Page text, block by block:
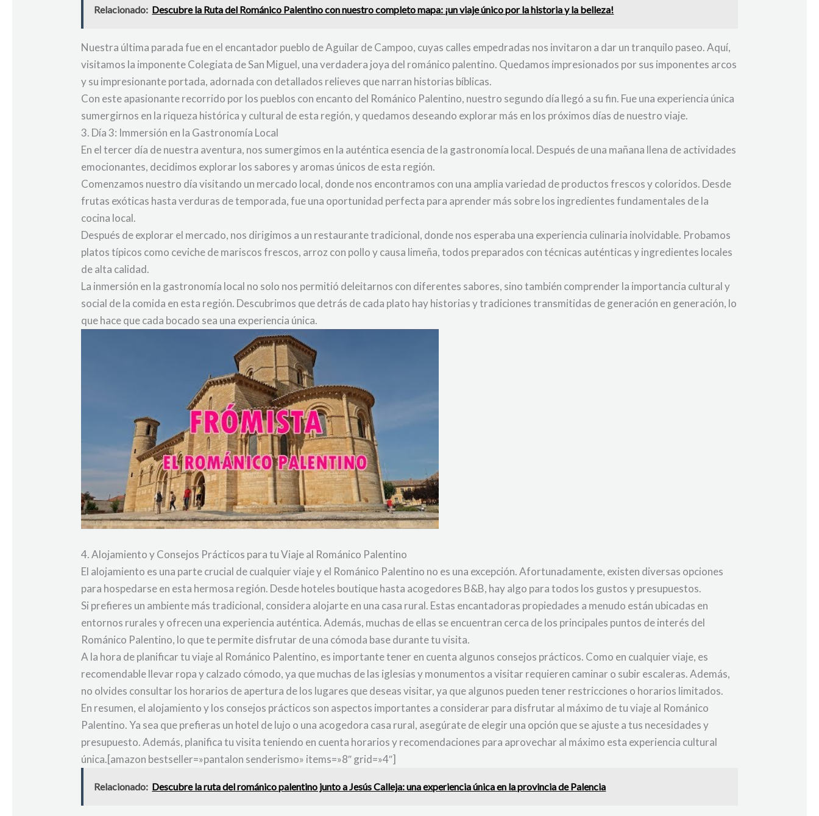
Relacionado: Descubre la Ruta del Románico Palentino con nuestro completo mapa: ¡un viaje único por la historia y la belleza!
Nuestra última parada fue en el encantador pueblo de Aguilar de Campoo, cuyas calles empedradas nos invitaron a dar un tranquilo paseo. Aquí,
visitamos la imponente Colegiata de San Miguel, una verdadera joya del románico palentino. Quedamos impresionados por sus imponentes arcos
y su impresionante portada, adornada con detallados relieves que narran historias bíblicas.
Con este apasionante recorrido por los pueblos con encanto del Románico Palentino, nuestro segundo día llegó a su fin. Fue una experiencia única
sumergirnos en la riqueza histórica y cultural de esta región, y quedamos deseando explorar más en los próximos días de nuestro viaje.
3. Día 3: Immersión en la Gastronomía Local
En el tercer día de nuestra aventura, nos sumergimos en la auténtica esencia de la gastronomía local. Después de una mañana llena de actividades
emocionantes, decidimos explorar los sabores y aromas únicos de esta región.
Comenzamos nuestro día visitando un mercado local, donde nos encontramos con una amplia variedad de productos frescos y coloridos. Desde
frutas exóticas hasta verduras de temporada, fue una oportunidad perfecta para aprender más sobre los ingredientes fundamentales de la
cocina local.
Después de explorar el mercado, nos dirigimos a un restaurante tradicional, donde nos esperaba una experiencia culinaria inolvidable. Probamos
platos típicos como ceviche de mariscos frescos, arroz con pollo y causa limeña, todos preparados con técnicas auténticas y ingredientes locales
de alta calidad.
La inmersión en la gastronomía local no solo nos permitió deleitarnos con diferentes sabores, sino también comprender la importancia cultural y
social de la comida en esta región. Descubrimos que detrás de cada plato hay historias y tradiciones transmitidas de generación en generación, lo
que hace que cada bocado sea una experiencia única.
4. Alojamiento y Consejos Prácticos para tu Viaje al Románico Palentino
El alojamiento es una parte crucial de cualquier viaje y el Románico Palentino no es una excepción. Afortunadamente, existen diversas opciones
para hospedarse en esta hermosa región. Desde hoteles boutique hasta acogedores B&B, hay algo para todos los gustos y presupuestos.
Si prefieres un ambiente más tradicional, considera alojarte en una casa rural. Estas encantadoras propiedades a menudo están ubicadas en
entornos rurales y ofrecen una experiencia auténtica. Además, muchas de ellas se encuentran cerca de los principales puntos de interés del
Románico Palentino, lo que te permite disfrutar de una cómoda base durante tu visita.
A la hora de planificar tu viaje al Románico Palentino, es importante tener en cuenta algunos consejos prácticos. Como en cualquier viaje, es
recomendable llevar ropa y calzado cómodo, ya que muchas de las iglesias y monumentos a visitar requieren caminar o subir escaleras. Además,
no olvides consultar los horarios de apertura de los lugares que deseas visitar, ya que algunos pueden tener restricciones o horarios limitados.
En resumen, el alojamiento y los consejos prácticos son aspectos importantes a considerar para disfrutar al máximo de tu viaje al Románico
Palentino. Ya sea que prefieras un hotel de lujo o una acogedora casa rural, asegúrate de elegir una opción que se ajuste a tus necesidades y
presupuesto. Además, planifica tu visita teniendo en cuenta horarios y recomendaciones para aprovechar al máximo esta experiencia cultural
única.[amazon bestseller=»pantalon senderismo» items=»8″ grid=»4″]
Relacionado: Descubre la ruta del románico palentino junto a Jesús Calleja: una experiencia única en la provincia de Palencia